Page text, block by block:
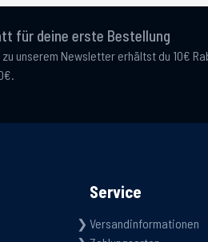
für deine erste Bestellung
zu unserem Newsletter erhältst du 10€
Service
Versandinformationen